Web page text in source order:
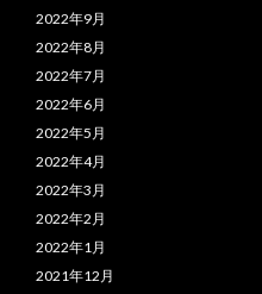
2022年9月
2022年8月
2022年7月
2022年6月
2022年5月
2022年4月
2022年3月
2022年2月
2022年1月
2021年12月